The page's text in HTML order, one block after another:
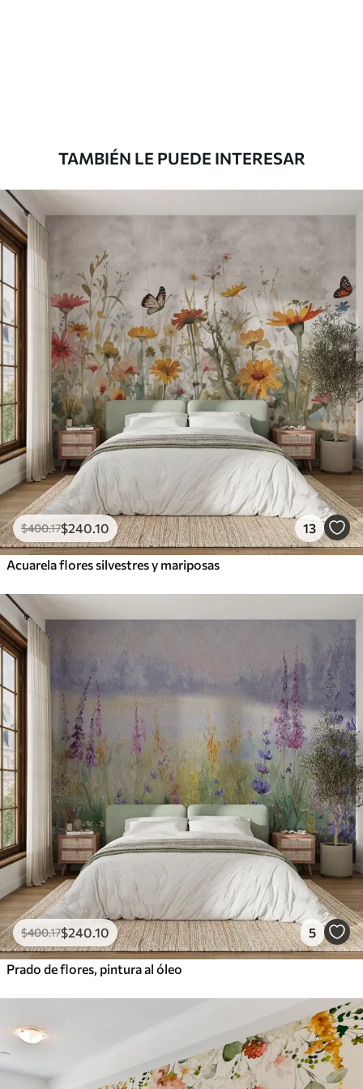
Vinilo Premium
1266.67$760.00/m²
Peel and Stick
1533 920.00
TAMBIÉN LE PUEDE INTERESAR
$400.17$240 .10 13
Acuarela flores silvestres y mariposas
$400.17$240 .10 5
Prado de flores, pintura al óleo